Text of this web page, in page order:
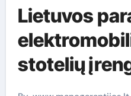
Lietuvos
stotelių